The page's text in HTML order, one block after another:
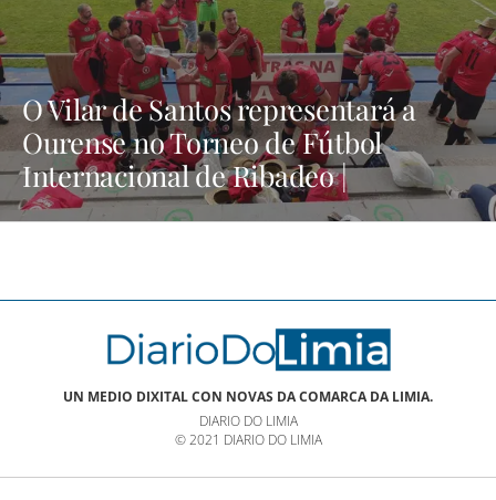
O Vilar de Santos representará a
Ourense no Torneo de Fútbol
Internacional de Ribadeo |
NOTICIAS XINZO
UN MEDIO DIXITAL CON NOVAS DA COMARCA DA LIMIA.
DIARIO DO LIMIA
© 2021 DIARIO DO LIMIA